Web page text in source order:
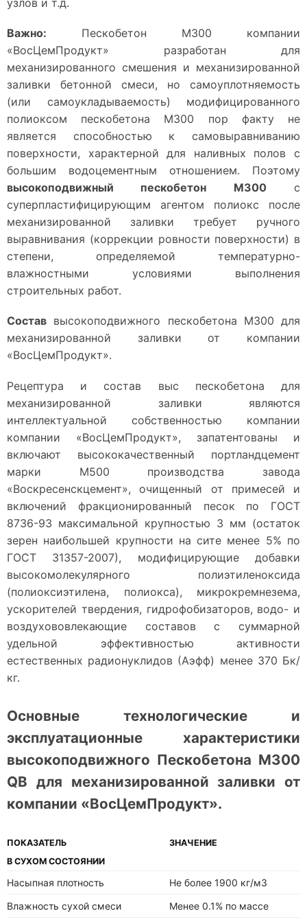
узлов и т.д.
Важно: Пескобетон М300 компании
«ВосЦемПродукт» разработан для
механизированного смешения и механизированной
заливки бетонной смеси, но самоуплотняемость
(или самоукладываемость) модифицированного
полиоксом пескобетона М300 пор факту не
является способностью к самовыравниванию
поверхности, характерной для наливных полов с
большим водоцементным отношением. Поэтому
высокоподвижный пескобетон М300с
суперпластифицирующим агентом полиокс после
механизированной заливки требует ручного
выравнивания (коррекции ровности поверхности) в
степени, определяемой температурно-
влажностными условиями выполнения
строительных работ.
Состав высокоподвижного пескобетона М300 для
механизированной заливки от компании
«ВосЦемПродукт».
Рецептура и состав выс пескобетона для
механизированной заливки являются
интеллектуальной собственностью компании
компании «ВосЦемПродукт», запатентованы и
включают высококачественный портландцемент
марки М500 производства завода
«Воскресенскцемент», очищенный от примесей и
включений фракционированный песок по ГОСТ
8736-93 максимальной крупностью 3 мм (остаток
зерен наибольшей крупности на сите менее 5% по
ГОСТ 31357-2007), модифицирующие добавки
высокомолекулярного полиэтиленоксида
(полиоксиэтилена, полиокса), микрокремнезема,
ускорителей твердения, гидрофобизаторов, водо- и
воздухововлекающие составов с суммарной
удельной эффективностью активности
естественных радионуклидов (Аэфф) менее 370 Бк/
кг.
Основные технологические и
эксплуатационные характеристики
высокоподвижного Пескобетона М300
QB для механизированной заливки от
компании «ВосЦемПродукт».
ПОКАЗАТЕЛЬ
ЗНАЧЕНИЕ
В СУХОМ СОСТОЯНИИ
Насыпная плотность
Не более 1900 кг/м3
Влажность сухой смеси
Менее 0.1% по массе